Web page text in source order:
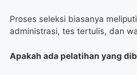
Proses seleksi biasanya
administrasi, tes tertulis, dan
Apakah ada pelatihan yang